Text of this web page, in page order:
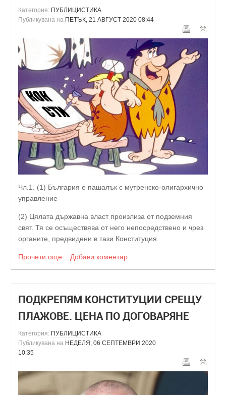
Категория: ПУБЛИЦИСТИКА
Публикувана на ПЕТЪК, 21 АВГУСТ 2020 08:44
Чл.1. (1) България е пашалък с мутренско-олигархично
управление
(2) Цялата държавна власт произлиза от подземния
свят. Тя се осъществява от него непосредствено и чрез
органите, предвидени в тази Конституция.
Прочети още... Добави коментар
ПОДКРЕПЯМ КОНСТИТУЦИИ СРЕЩУ
ПЛАЖОВЕ. ЦЕНА ПО ДОГОВАРЯНЕ
Категория: ПУБЛИЦИСТИКА
Публикувана на НЕДЕЛЯ, 06 СЕПТЕМВРИ 2020
10:35